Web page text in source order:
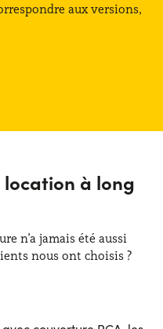
aux versions,
à long
n’a jamais été aussi
nous ont choisis ?